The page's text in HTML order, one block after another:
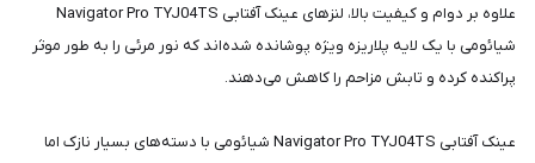
علاوه بر دوام و کیفیت بالا، لنزهای عینک آفتابی Navigator Pro TYJ04TS
شیائومی با یک لایه پلاریزه ویژه پوشانده شده‌اند که نور مرئی را به طور موثر
پراکنده کرده و تابش مزاحم را کاهش می‌دهند.
عینک آفتابی Navigator Pro TYJ04TS شیائومی با دسته‌های بسیار نازک اما